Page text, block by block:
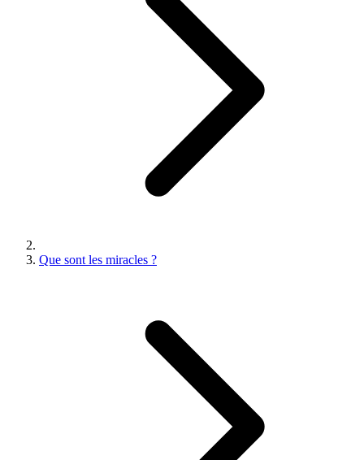
Que sont les miracles ?